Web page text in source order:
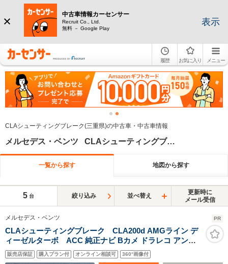
中古車情報カーセンサー
Recruit Co., Ltd.
無料 － Google Play
表示
履歴 お気に入り メニュー
CLAシューティングブレーク(三重県)の中古車・中古車情報
メルセデス・ベンツ CLAシューティングブレーク 三重県
一覧から探す 地図から探す
5 台 絞り込み 並べ替え
更新時に
メール受信
メルセデス・ベンツ PR
CLAシューティングブレーク CLA200d AMGライン デ
ィーゼルターボ ACC 純正ナビ Bカメ ドラレコ アンビ
エント レーダーセーフティパッケージ 電動リアゲート ド
ライブレコーダー 純正18インチアルミホイール パワーシ
販売店保証 購入プラン付 オンライン相談可 360°画像付